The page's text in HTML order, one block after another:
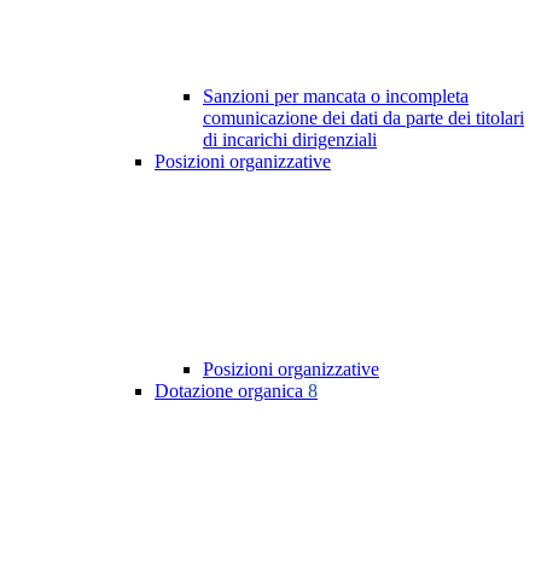
Sanzioni per mancata o incompleta
comunicazione dei dati da parte dei titolari
di incarichi dirigenziali
Posizioni organizzative
Posizioni organizzative
Dotazione organica 8